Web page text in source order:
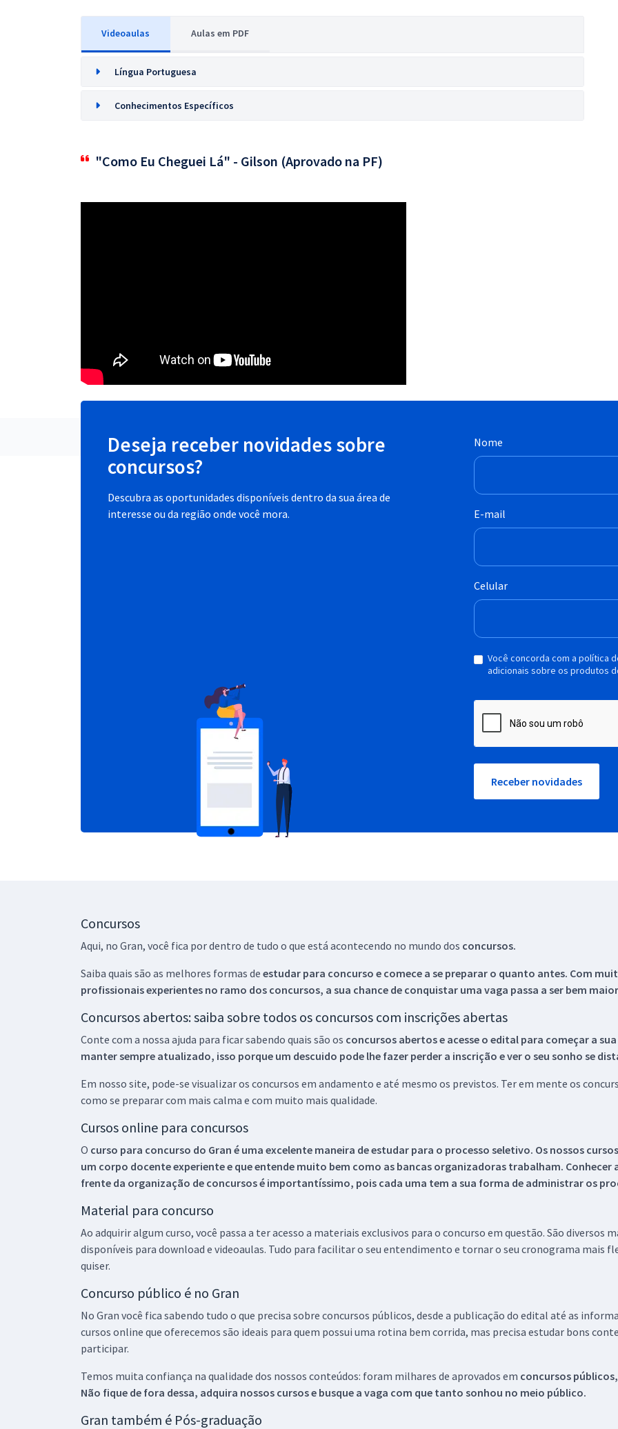
Videoaulas Aulas em PDF
Língua Portuguesa
Conhecimentos Específicos
"Como Eu Cheguei Lá" - Gilson (Aprovado na PF)
Deseja receber novidades sobre
concursos?
Descubra as oportunidades disponíveis dentro da sua área de
interesse ou da região onde você mora.
Nome
E-mail
Celular
Você concorda com a política
adicionais sobre os produtos
Receber novidades
Concursos
Aqui, no Gran, você fica por dentro de tudo o que está acontecendo no mundo dos concursos.
Saiba quais são as melhores formas de estudar para concurso e comece a se preparar o quanto antes. Com
profissionais experientes no ramo dos concursos, a sua chance de conquistar uma vaga passa a ser bem
Concursos abertos: saiba sobre todos os concursos com inscrições abertas
Conte com a nossa ajuda para ficar sabendo quais são os concursos abertos e acesse o edital para começar a
manter sempre atualizado, isso porque um descuido pode lhe fazer perder a inscrição e ver o seu sonho se
Em nosso site, pode-se visualizar os concursos em andamento e até mesmo os previstos. Ter em mente os
como se preparar com mais calma e com muito mais qualidade.
Cursos online para concursos
O curso para concurso do Gran é uma excelente maneira de estudar para o processo seletivo. Os nossos
um corpo docente experiente e que entende muito bem como as bancas organizadoras trabalham.
frente da organização de concursos é importantíssimo, pois cada uma tem a sua forma de administrar os
Material para concurso
Ao adquirir algum curso, você passa a ter acesso a materiais exclusivos para o concurso em questão. São
disponíveis para download e videoaulas. Tudo para facilitar o seu entendimento e tornar o seu cronograma mais
quiser.
Concurso público é no Gran
No Gran você fica sabendo tudo o que precisa sobre concursos públicos, desde a publicação do edital até as
cursos online que oferecemos são ideais para quem possui uma rotina bem corrida, mas precisa estudar bons
participar.
Temos muita confiança na qualidade dos nossos conteúdos: foram milhares de aprovados em concursos
Não fique de fora dessa, adquira nossos cursos e busque a vaga com que tanto sonhou no meio público.
Gran também é Pós-graduação